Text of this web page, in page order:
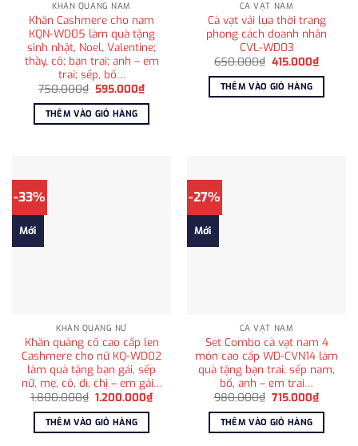
KHĂN QUÀNG NAM
Khăn Cashmere cho nam
KQN-WD05 làm quà tặng
sinh nhật, Noel, Valentine;
thầy, cô; bạn trai; anh – em
trai; sếp, bố…
750.000₫ Giá
là:
750.000₫.
595.000₫Giá
hiện
tại
595.000₫.
THÊM VÀO GIỎ HÀNG
CÀ VẠT NAM
Cà vạt vải lụa thời trang
phong cách doanh nhân
CVL-WD03
650.000₫ Giá
là:
650.000₫.
415.000₫Giá
hiện
tại
THÊM VÀO GIỎ HÀNG
-33%
Mới
KHĂN QUÀNG NỮ
Khăn quàng cổ cao cấp len
Cashmere cho nữ KQ-WD02
làm quà tặng bạn gái, sếp
nữ, mẹ, cô, dì, chị – em gái…
1.800.000₫ Giá
là:
1.800.000₫.
1.200.000₫Giá
hiện
1.200.000₫.
THÊM VÀO GIỎ HÀNG
-27%
Mới
CÀ VẠT NAM
Set Combo cà vạt nam 4
món cao cấp WD-CVN14 làm
quà tặng bạn trai, sếp nam,
bố, anh – em trai…
980.000₫ Giá
là:
980.000₫.
715.000₫Giá
hiện
tại
THÊM VÀO GIỎ HÀNG